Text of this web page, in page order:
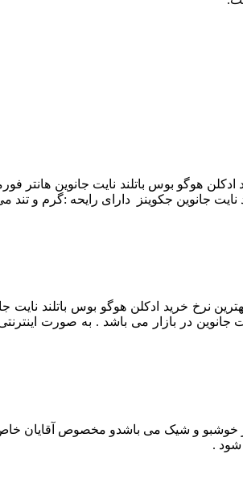
هوگو بوس باتلند نایت جانوین هانتر
جانوین جکوینز دارای رایحه :گرم و
نرخ خرید ادکلن هوگو بوس باتلند
در بازار می باشد . به صورت
.